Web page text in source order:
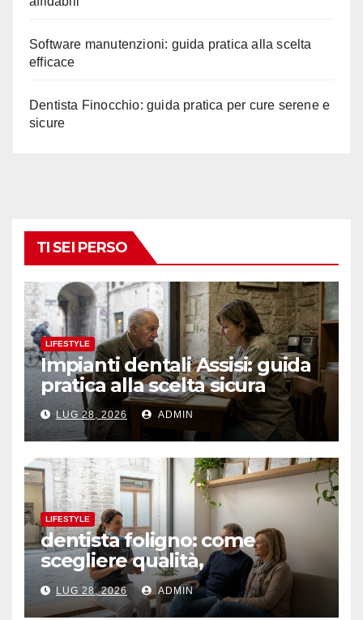
Software manutenzioni: guida pratica alla scelta
efficace
Dentista Finocchio: guida pratica per cure serene e
sicure
TI SEI PERSO
LIFESTYLE
Impianti dentali Assisi: guida
pratica alla scelta sicura
LUG 28, 2026 ADMIN
LIFESTYLE
dentista foligno: come
scegliere qualità,
prevenzione e fiducia
LUG 28, 2026 ADMIN